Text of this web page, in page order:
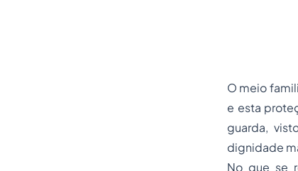
O meio
e esta
guarda,
dignidade
No que se